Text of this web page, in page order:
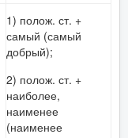
1) полож. ст. +
самый (самый
добрый);
2) полож. ст. +
наиболее,
наименее
(наименее